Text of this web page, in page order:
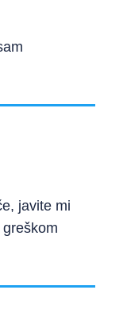
javite mi